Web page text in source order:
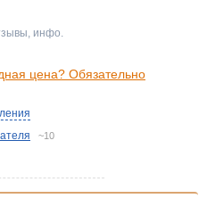
инфо.
цена? Обязательно
~10